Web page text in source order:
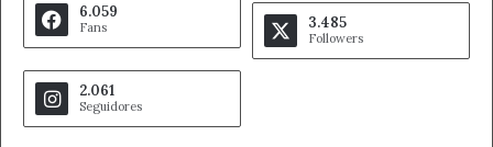
6.059
Fans 3.485
Followers
2.061
Seguidores